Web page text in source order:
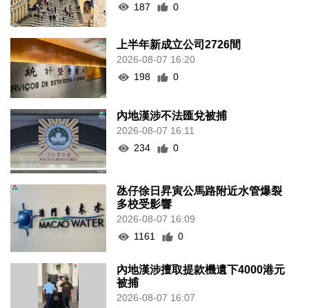
187
0
上半年新成立公司2726間
2026-08-07 16:20
198
0
內地漢涉不法匯兌被捕
2026-08-07 16:11
234
0
氹仔徐日昇寅公馬路附近水管爆裂
多校受影響
2026-08-07 16:09
1161
0
內地漢涉擅取提款機遺下4000港元
被捕
2026-08-07 16:07